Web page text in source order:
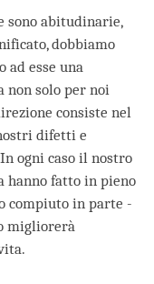
sono abitudinarie,
dobbiamo
ad esse una
non solo per noi
consiste nel
difetti e
ogni caso il nostro
hanno fatto in pieno
compiuto in parte -
migliorerà